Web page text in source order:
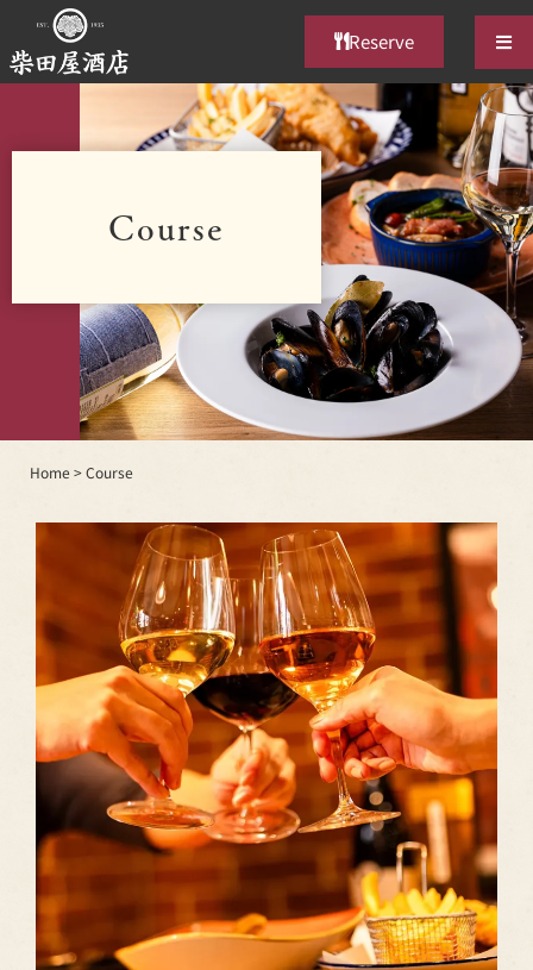
Reserve
Course
Home>Course